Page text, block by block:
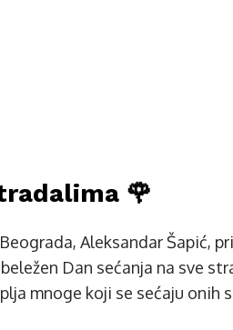
🌹
Aleksandar Šapić,
Dan sećanja na sve
mnoge koji se sećaju onih